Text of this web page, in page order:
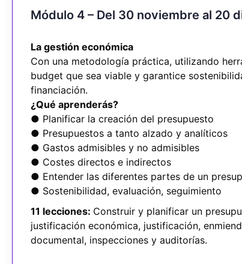
Módulo 4 – Del 30 noviembre al 20
La gestión económica
Con una metodología práctica, utilizando
budget que sea viable y garantice
financiación.
¿Qué aprenderás?
● Planificar la creación del presupuesto
● Presupuestos a tanto alzado y analíticos
● Gastos admisibles y no admisibles
● Costes directos e indirectos
● Entender las diferentes partes de un
● Sostenibilidad, evaluación, seguimiento
11 lecciones: Construir y planificar un
justificación económica, justificación,
documental, inspecciones y auditorías.